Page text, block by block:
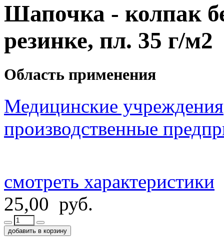
Шапочка - колпак
резинке, пл. 35 г/м2
Область применения
Медицинские учреждения
производственные
смотреть характеристики
25,00 руб.
добавить в корзину